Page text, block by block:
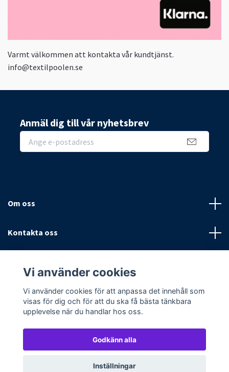
Varmt välkommen att kontakta vår kundtjänst.
info@textilpoolen.se
Anmäl dig till vår nyhetsbrev
Om oss
Kontakta oss
Sociala medier
© 2026 TextilpoolenPowered by Quickbutik
Vi använder cookies
Vi använder cookies för att anpassa det innehåll som
visas för dig och för att du ska få bästa tänkbara
upplevelse när du handlar hos oss.
Godkänn alla
Inställningar